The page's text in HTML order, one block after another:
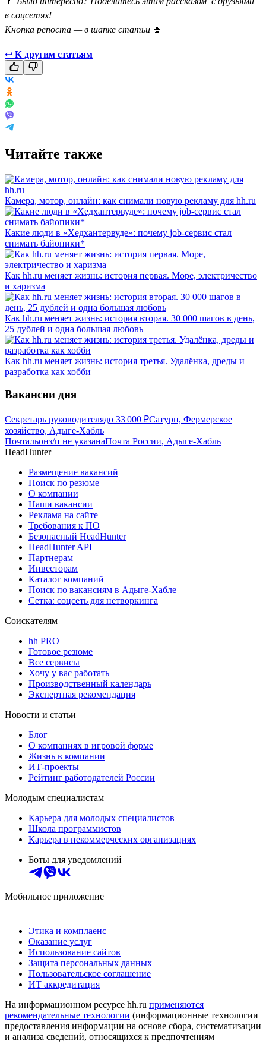
в соцсетях!
Кнопка репоста — в шапке статьи ⏫
↩ К другим статьям
Читайте также
Камера, мотор, онлайн: как снимали новую рекламу для hh.ru
Какие люди в «Хедхантервуде»: почему job-сервис стал
снимать байопики*
Как hh.ru меняет жизнь: история первая. Море, электричество
и харизма
Как hh.ru меняет жизнь: история вторая. 30 000 шагов в день,
25 дублей и одна большая любовь
Как hh.ru меняет жизнь: история третья. Удалёнка, дреды и
разработка как хобби
Вакансии дня
Секретарь руководителядо 33 000 ₽Сатурн, Фермерское
хозяйство, Адыге-Хабль
Почтальонз/п не указанаПочта России, Адыге-Хабль
HeadHunter
Размещение вакансий
Поиск по резюме
О компании
Наши вакансии
Реклама на сайте
Требования к ПО
Безопасный HeadHunter
HeadHunter API
Партнерам
Инвесторам
Каталог компаний
Поиск по вакансиям в Адыге-Хабле
Сетка: соцсеть для нетворкинга
Соискателям
hh PRO
Готовое резюме
Все сервисы
Хочу у вас работать
Производственный календарь
Экспертная рекомендация
Новости и статьи
Блог
О компаниях в игровой форме
Жизнь в компании
ИТ-проекты
Рейтинг работодателей России
Молодым специалистам
Карьера для молодых специалистов
Школа программистов
Карьера в некоммерческих организациях
Боты для уведомлений
Мобильное приложение
Этика и комплаенс
Оказание услуг
Использование сайтов
Защита персональных данных
Пользовательское соглашение
ИТ аккредитация
На информационном ресурсе hh.ru применяются
рекомендательные технологии (информационные технологии
предоставления информации на основе сбора, систематизации
и анализа сведений, относящихся к предпочтениям